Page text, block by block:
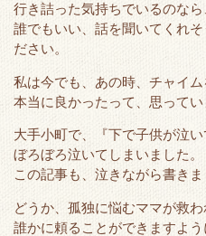
行き詰った気持ちでいるのなら
誰でもいい、話を聞いてくれ
ださい。
私は今でも、あの時、チャイム
本当に良かったって、思ってい
大手小町で、『下で子供が泣
ぼろぼろ泣いてしまいました。
この記事も、泣きながら書きま
どうか、孤独に悩むママが救わ
誰かに頼ることができますよう